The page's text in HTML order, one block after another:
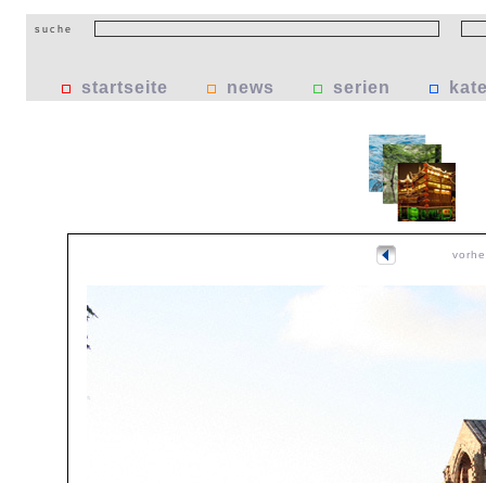
suche
startseite news serien